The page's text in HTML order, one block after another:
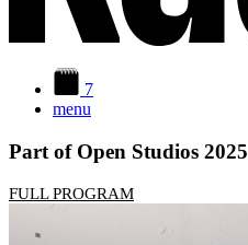
7
menu
Part of Open Studios 2025
FULL PROGRAM